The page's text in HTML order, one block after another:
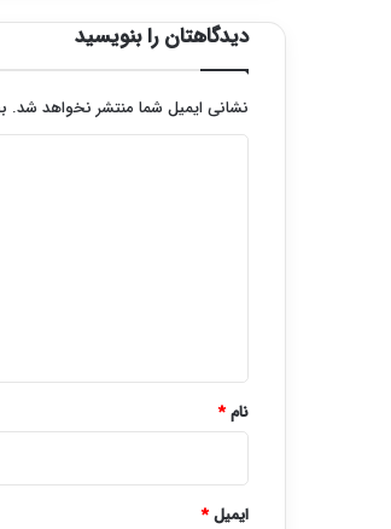
دیدگاهتان را بنویسید
نشانی ایمیل شما منتشر نخواهد شد.
نام*
ایمیل*